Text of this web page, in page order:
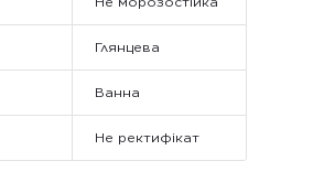
Глянцева
Ванна
Не ректифікат